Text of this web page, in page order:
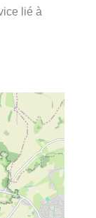
lié à